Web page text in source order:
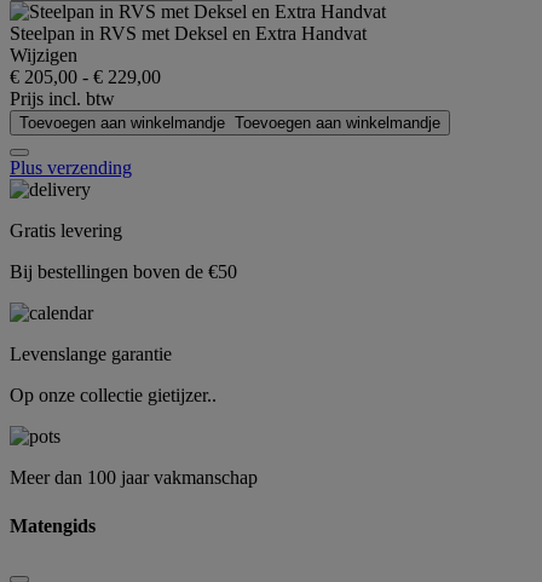
Steelpan in RVS met Deksel en Extra Handvat
Wijzigen
€ 205,00 - € 229,00
Prijs incl. btw
Toevoegen aan winkelmandje Toevoegen aan winkelmandje
Plus verzending
Gratis levering
Bij bestellingen boven de €50
Levenslange garantie
Op onze collectie gietijzer..
Meer dan 100 jaar vakmanschap
Matengids